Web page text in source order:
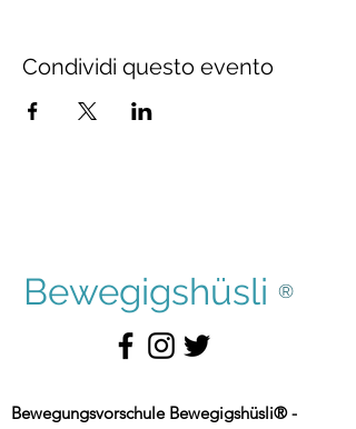
Condividi questo evento
Bewegigshüsli ®
Bewegungsvorschule Bewegigshüsli® -